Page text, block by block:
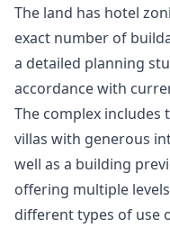
The land has hotel
exact number of
a detailed planning
accordance with
The complex
villas with generous
well as a building
offering multiple
different types of use